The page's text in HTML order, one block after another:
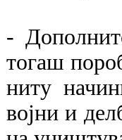
-
тогаш
ниту
војни и